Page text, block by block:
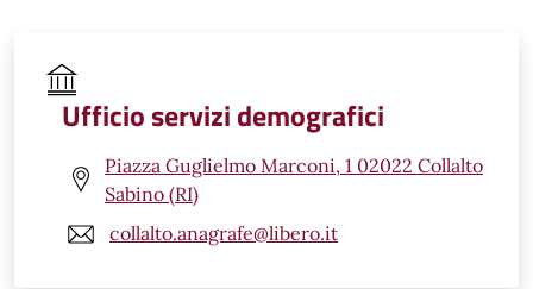
Ufficio servizi demografici
Piazza Guglielmo Marconi, 1 02022 Collalto
Sabino (RI)
collalto.anagrafe@libero.it